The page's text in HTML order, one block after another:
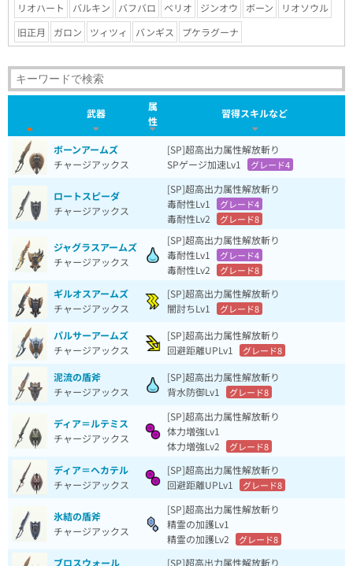
リオハート
バルキン バフバロ ベリオ ジンオウ ボーン
リオソウル
旧正月
ガロン ツィツィ バンギス プケラグーナ
武器
属
性
習得スキルなど
ボーンアームズ
チャージアックス
[SP]超高出力属性解放斬り
SPゲージ加速Lv1
グレード4
ロートスピーダ
チャージアックス
[SP]超高出力属性解放斬り
毒耐性Lv1
グレード4
毒耐性Lv2 グレード8
ジャグラスアームズ
チャージアックス
[SP]超高出力属性解放斬り
毒耐性Lv1
グレード4
毒耐性Lv2 グレード8
ギルオスアームズ
チャージアックス
[SP]超高出力属性解放斬り
闇討ちLv1
グレード8
パルサーアームズ
チャージアックス
[SP]超高出力属性解放斬り
回避距離UPLv1
グレード8
泥流の盾斧
チャージアックス
[SP]超高出力属性解放斬り
背水防御Lv1
グレード8
ディア＝ルテミス
チャージアックス
[SP]超高出力属性解放斬り
体力増強Lv1
体力増強Lv2
グレード8
ディア＝ヘカテル
チャージアックス
[SP]超高出力属性解放斬り
回避距離UPLv1
グレード8
氷結の盾斧
チャージアックス
[SP]超高出力属性解放斬り
精霊の加護Lv1
精霊の加護Lv2
グレード8
ブロスウォール
[SP]超高出力属性解放斬り